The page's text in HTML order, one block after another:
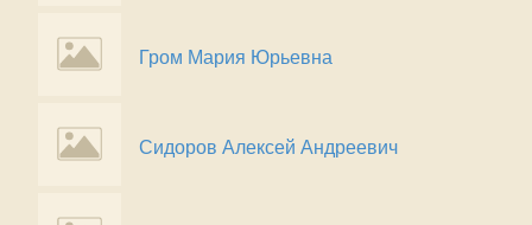
Гром Мария Юрьевна
Сидоров Алексей Андреевич